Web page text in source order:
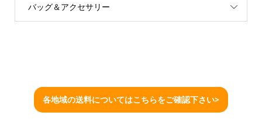
バッグ＆アクセサリー
各地域の送料についてはこちらをご確認下さい>